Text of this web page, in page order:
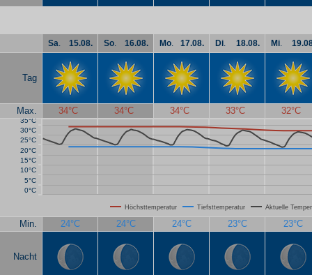
Sa. 15.08. So. 16.08. Mo. 17.08. Di. 18.08. Mi.
Tag
Max. 34°C 34°C 34°C 33°C 32°C
Höchsttemperatur Tiefsttemperatur Aktuelle
0°C
5°C
10°C
15°C
20°C
25°C
30°C
35°C
Min. 24°C 24°C 24°C 23°C 23°C
Nacht